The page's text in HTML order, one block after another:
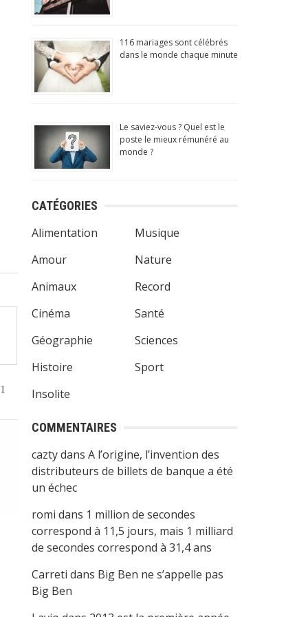
1
116 mariages sont célébrés
dans le monde chaque minute
Le saviez-vous ? Quel est le
poste le mieux rémunéré au
monde ?
CATÉGORIES
Alimentation
Amour
Animaux
Cinéma
Géographie
Histoire
Insolite
Musique
Nature
Record
Santé
Sciences
Sport
COMMENTAIRES
caztydans A l’origine, l’invention des
distributeurs de billets de banque a été
un échec
romi dans 1 million de secondes
correspond à 11,5 jours, mais 1 milliard
de secondes correspond à 31,4 ans
Carreti dans Big Ben ne s’appelle pas
Big Ben